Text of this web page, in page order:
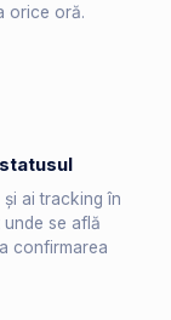
orice oră.
ai tracking în
se află
confirmarea